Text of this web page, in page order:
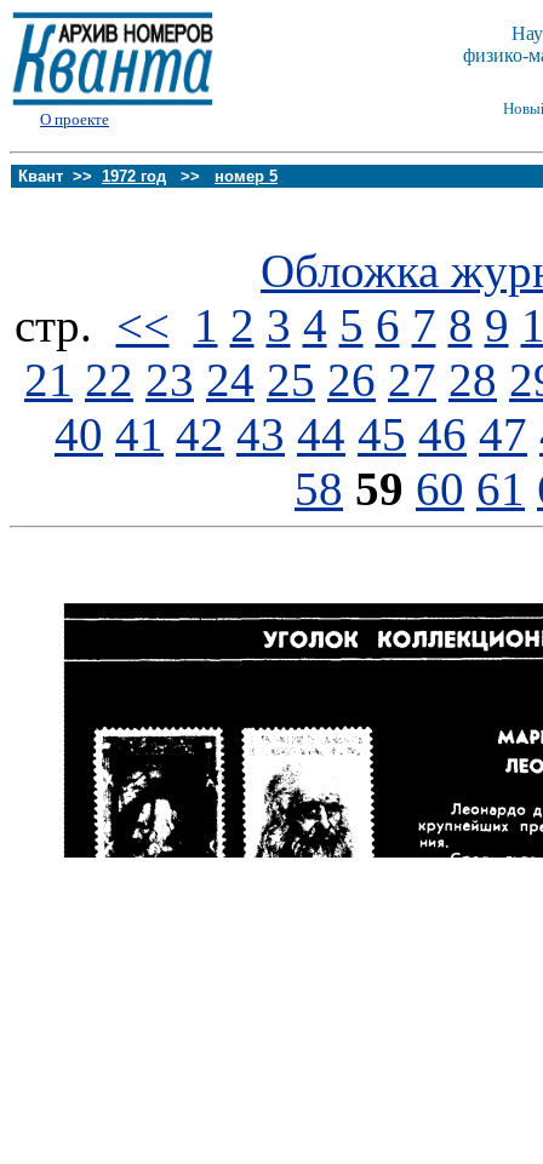
О проекте
физико-
Квант >> 1972 год >> номер 5
Обложка
стp. << 1 2 3 4 5 6 7 8 9
21 22 23 24 25 26 27 28
40 41 42 43 44 45 46 47
58 59 60 61